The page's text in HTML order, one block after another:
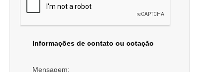
Informações de contato ou cotação
Mensagem: